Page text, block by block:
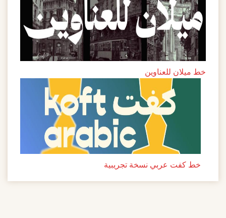
خط ميلان للعناوين
خط كفت عربي نسخة تجريبية